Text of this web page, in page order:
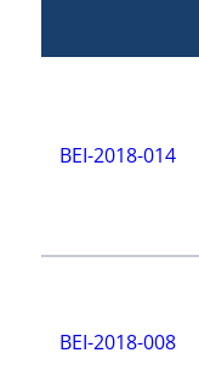
BEI-2018-014
BEI-2018-008